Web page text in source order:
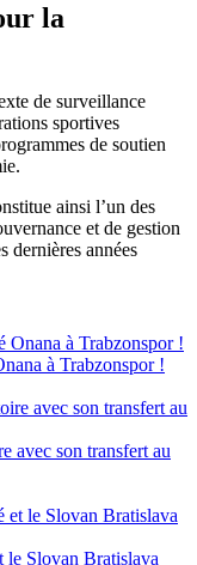
la
de surveillance
sportives
de soutien
ainsi l’un des
et de gestion
dernières années
à Trabzonspor !
avec son transfert au
le Slovan Bratislava